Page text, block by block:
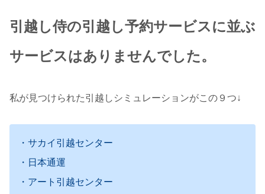
引越し侍の引越し予約サービスに並ぶ
サービスはありませんでした。
私が見つけられた引越しシミュレーションがこの９つ↓
・サカイ引越センター
・日本通運
・アート引越センター